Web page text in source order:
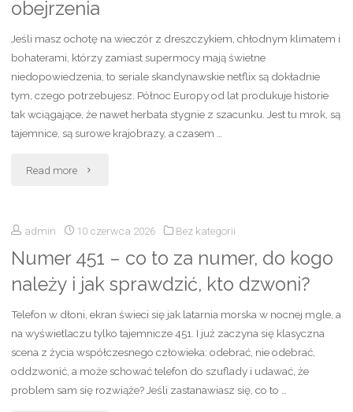
zakończenie
roku
nuty,
i
obejrzenia
Jeśli masz ochotę na wieczór z dreszczykiem, chłodnym klimatem i
bohaterami, którzy zamiast supermocy mają świetne
niedopowiedzenia, to seriale skandynawskie netflix są dokładnie
tym, czego potrzebujesz. Północ Europy od lat produkuje historie
tak wciągające, że nawet herbata stygnie z szacunku. Jest tu mrok, są
tajemnice, są surowe krajobrazy, a czasem …
Read more "Najlepsze
skandynawskie
na
Netflix
top
20
admin 10 czerwca 2026 Bez kategorii
Numer 451 – co to za numer, do kogo
należy i jak sprawdzić, kto dzwoni?
Telefon w dłoni, ekran świeci się jak latarnia morska w nocnej mgle, a
na wyświetlaczu tylko tajemnicze 451. I już zaczyna się klasyczna
scena z życia współczesnego człowieka: odebrać, nie odebrać,
oddzwonić, a może schować telefon do szuflady i udawać, że
problem sam się rozwiąże? Jeśli zastanawiasz się, co to …